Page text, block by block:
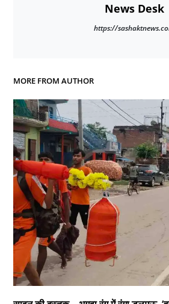
News Desk
https://
MORE FROM AUTHOR